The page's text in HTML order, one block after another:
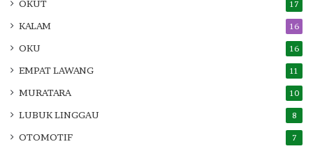
OKUT 17
KALAM 16
OKU 16
EMPAT LAWANG 11
MURATARA 10
LUBUK LINGGAU 8
OTOMOTIF 7